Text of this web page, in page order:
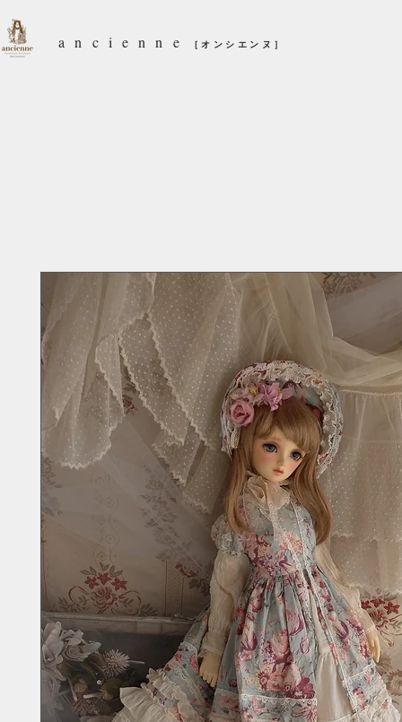
ancienne ［オンシエンヌ］